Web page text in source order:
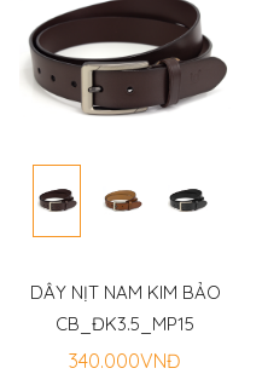
DÂY NỊT NAM KIM BẢO
CB_ĐK3.5_MP15
340.000VNĐ